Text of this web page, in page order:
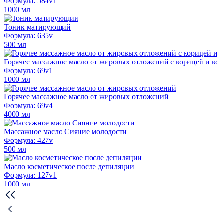
1000 мл
Тоник матирующий
Формула: 635v
500 мл
Горячее массажное масло от жировых отложений с корицей и
Формула: 69v1
1000 мл
Горячее массажное масло от жировых отложений
Формула: 69v4
4000 мл
Массажное масло Сияние молодости
Формула: 427v
500 мл
Масло косметическое после депиляции
Формула: 127v1
1000 мл